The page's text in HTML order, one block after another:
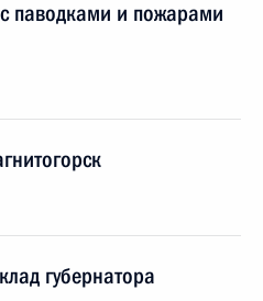
паводками и пожарами
губернатора